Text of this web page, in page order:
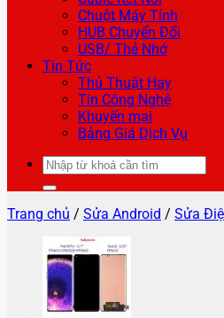
Chuột Máy Tính
HUB Chuyển Đổi
USB/ Thẻ Nhớ
Tin Tức
Thủ Thuật Hay
Tin Công Nghệ
Khuyến mại
Bảng Giá Dịch Vụ
Tìm
kiếm:
Trang chủ / Sửa Android / Sửa